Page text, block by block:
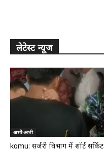
लेटेस्ट न्यूज
अभी-अभी
kgmu: सर्जरी विभाग में शॉर्ट सर्किट